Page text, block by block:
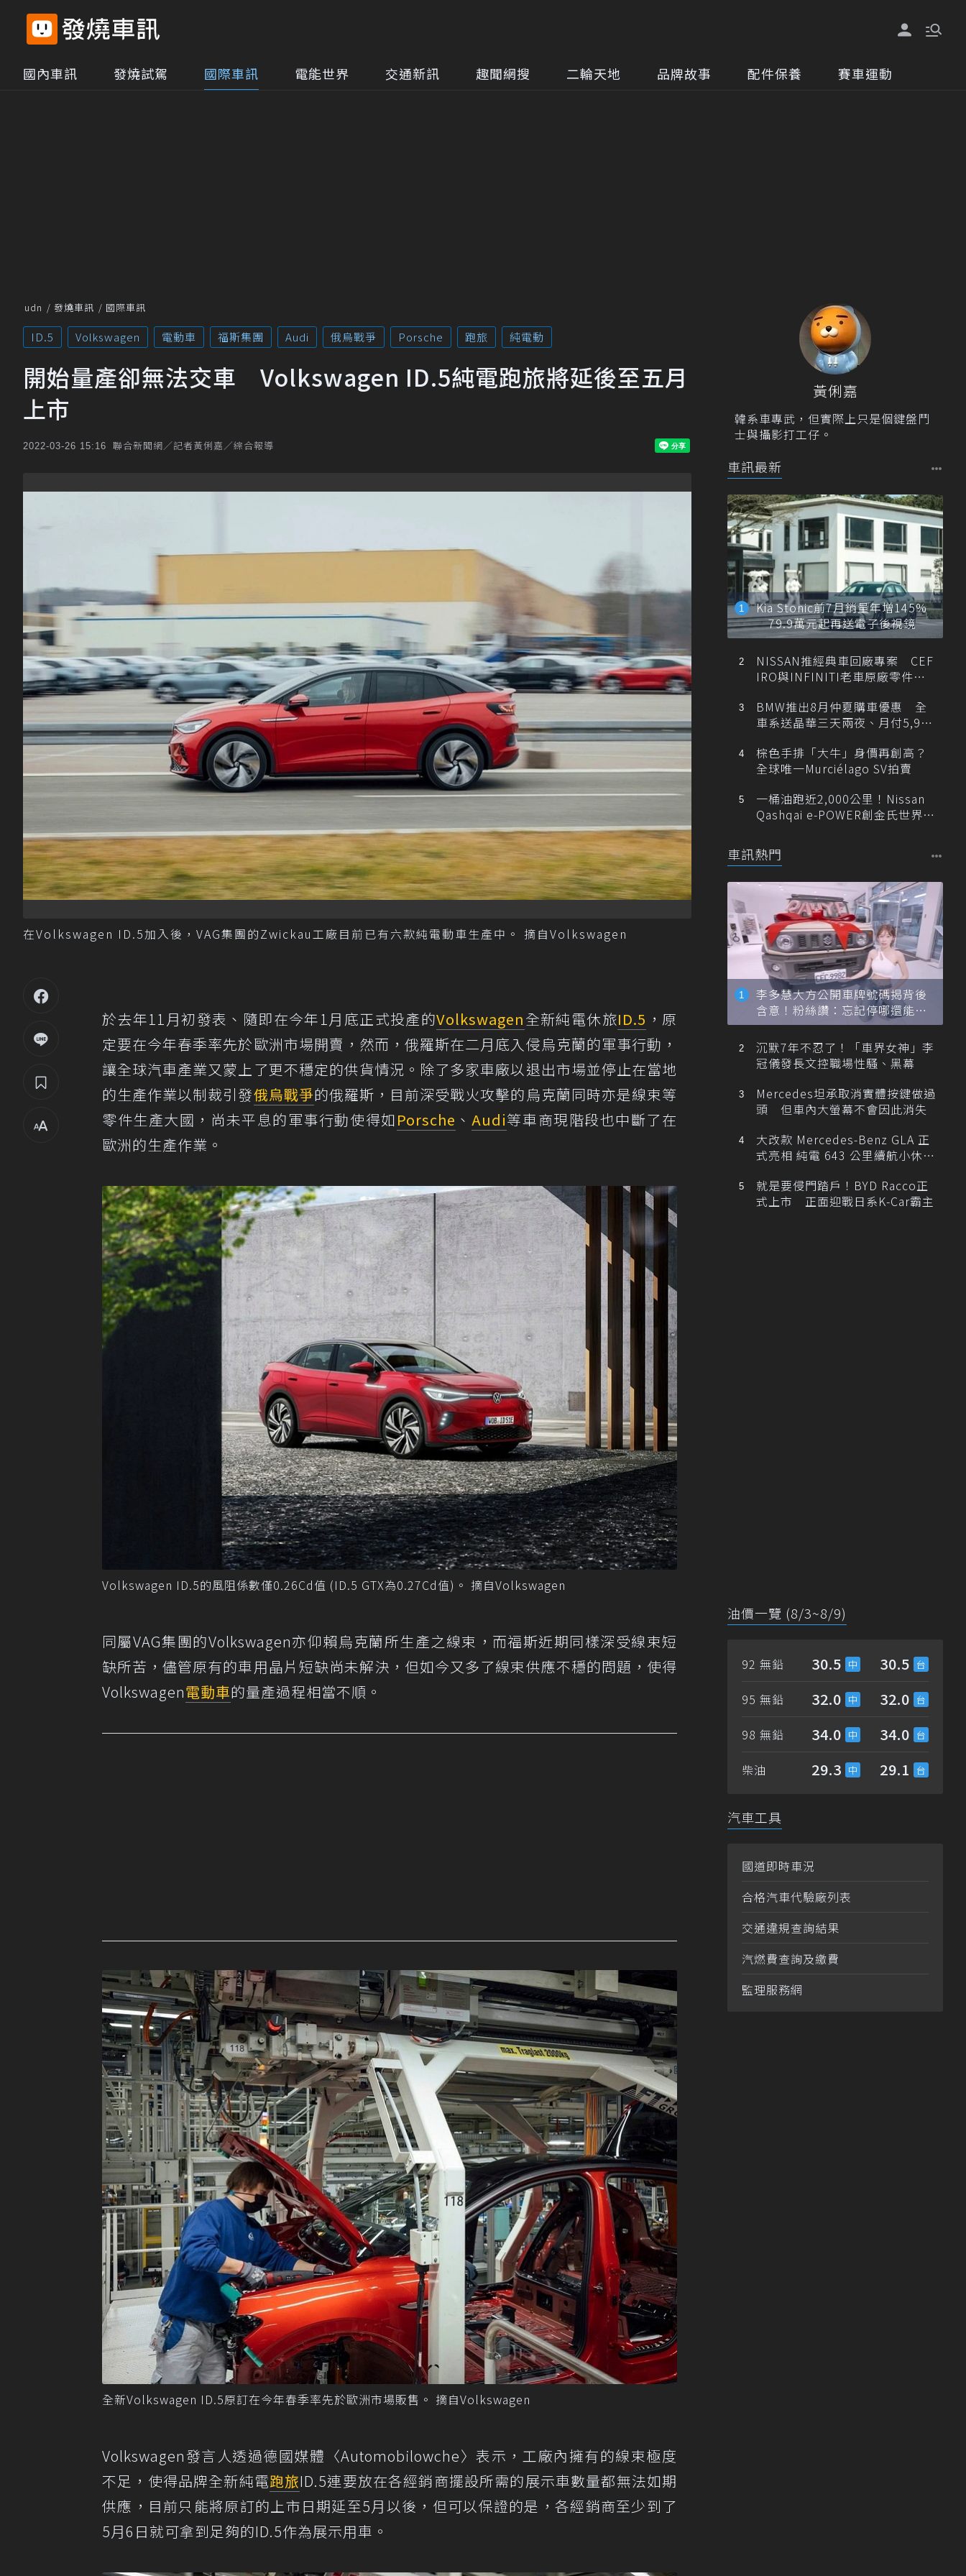
國內車訊 發燒試駕 國際車訊 電能世界 交通新訊 趣聞網搜 二輪天地 品牌故事 配件保養 賽車運動
udn 發燒車訊 國際車訊
ID.5 Volkswagen 電動車 福斯集團 Audi 俄烏戰爭 Porsche 跑旅 純電動
開始量產卻無法交車 Volkswagen ID.5純電跑旅將延後至五月
上市
2022-03-26 15:16 聯合新聞網／記者黃俐嘉／綜合報導
在Volkswagen ID.5加入後，VAG集團的Zwickau工廠目前已有六款純電動車生產中。 摘自Volkswagen
於去年11月初發表、隨即在今年1月底正式投產的Volkswagen全新純電休旅ID.5 ，原
定要在今年春季率先於歐洲市場開賣，然而，俄羅斯在二月底入侵烏克蘭的軍事行動，
讓全球汽車產業又蒙上了更不穩定的供貨情況。除了多家車廠以退出市場並停止在當地
的生產作業以制裁引發俄烏戰爭的俄羅斯，目前深受戰火攻擊的烏克蘭同時亦是線束等
零件生產大國，尚未平息的軍事行動使得如Porsche 、 Audi等車商現階段也中斷了在
歐洲的生產作業。
Volkswagen ID.5的風阻係數僅0.26Cd值 (ID.5 GTX為0.27Cd值)。 摘自Volkswagen
同屬VAG集團的Volkswagen亦仰賴烏克蘭所生產之線束，而福斯近期同樣深受線束短
缺所苦，儘管原有的車用晶片短缺尚未解決，但如今又多了線束供應不穩的問題，使得
Volkswagen電動車的量產過程相當不順。
全新Volkswagen ID.5原訂在今年春季率先於歐洲市場販售。 摘自Volkswagen
Volkswagen發言人透過德國媒體〈Automobilowche〉表示，工廠內擁有的線束極度
不足，使得品牌全新純電跑旅ID.5連要放在各經銷商擺設所需的展示車數量都無法如期
供應，目前只能將原訂的上市日期延至5月以後，但可以保證的是，各經銷商至少到了
5月6日就可拿到足夠的ID.5作為展示用車。
黃俐嘉
韓系車專武，但實際上只是個鍵盤鬥
士與攝影打工仔。
車訊最新
Kia Stonic前7月銷量年增145%
79.9萬元起再送電子後視鏡
NISSAN推經典車回廠專案 CEF
IRO與INFINITI老車原廠零件最
BMW推出8月仲夏購車優惠 全
車系送晶華三天兩夜、月付5,900
棕色手排「大牛」身價再創高？
全球唯一Murciélago SV拍賣
一桶油跑近2,000公里！Nissan
Qashqai e-POWER創金氏世界紀
車訊熱門
李多慧大方公開車牌號碼揭背後
含意！粉絲讚：忘記停哪還能幫
忙找車
沉默7年不忍了！「車界女神」李
冠儀發長文控職場性騷、黑幕
Mercedes坦承取消實體按鍵做過
頭 但車內大螢幕不會因此消失
大改款 Mercedes-Benz GLA 正
式亮相 純電 643 公里續航小休
就是要侵門踏戶！BYD Racco正
式上市 正面迎戰日系K-Car霸主
油價一覽 (8/3~8/9)
92 無鉛 30.5 30.5
95 無鉛 32.0 32.0
98 無鉛 34.0 34.0
柴油 29.3 29.1
汽車工具
國道即時車況
合格汽車代驗廠列表
交通違規查詢結果
汽燃費查詢及繳費
監理服務網